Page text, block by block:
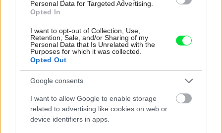
Personal Data for Targeted Advertising.
Opted In
I want to opt-out of Collection, Use,
Retention, Sale, and/or Sharing of my
Personal Data that Is Unrelated with the
Purposes for which it was collected.
Opted Out
Google consents
I want to allow Google to enable storage
related to advertising like cookies on web or
device identifiers in apps.
4 domáce triky, ako otvoriť fľašu vína aj
bez vývrtky. Stačí pár vecí, ktoré už máte
doma (video)